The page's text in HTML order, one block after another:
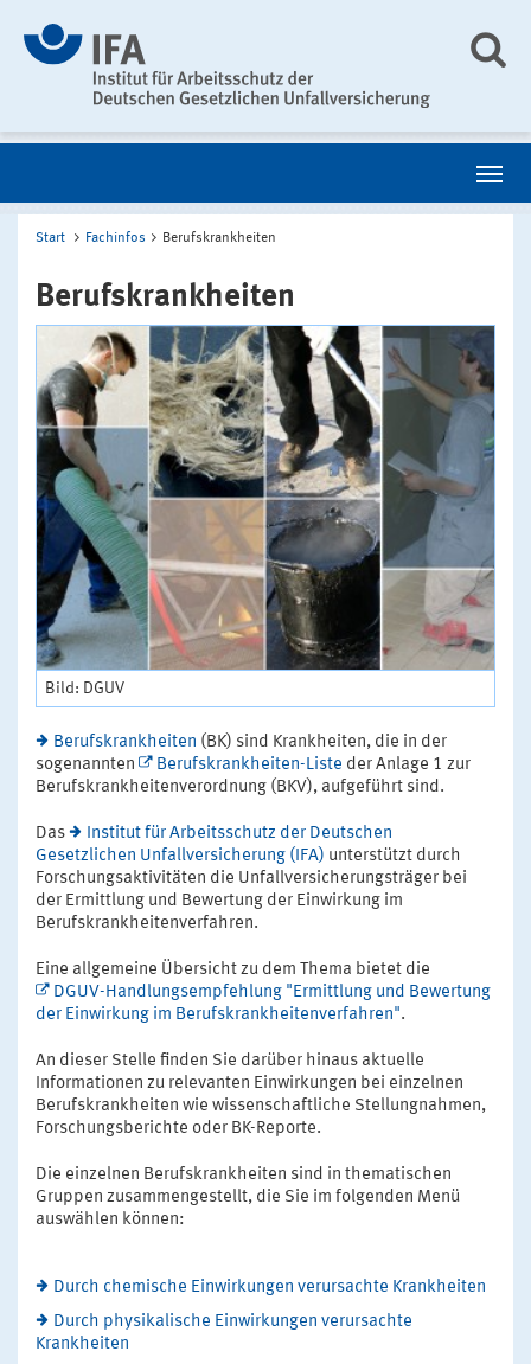
Start Fachinfos Berufskrankheiten
Berufskrankheiten
Bild: DGUV
Berufskrankheiten (BK) sind Krankheiten, die in der
sogenannten
Berufskrankheiten-Liste der Anlage 1 zur
Berufskrankheitenverordnung (BKV), aufgeführt sind.
Das
Institut für Arbeitsschutz der Deutschen
Gesetzlichen Unfallversicherung (IFA) unterstützt durch
Forschungsaktivitäten die Unfallversicherungsträger bei
der Ermittlung und Bewertung der Einwirkung im
Berufskrankheitenverfahren.
Eine allgemeine Übersicht zu dem Thema bietet die
DGUV-Handlungsempfehlung "Ermittlung und Bewertung
der Einwirkung im Berufskrankheitenverfahren".
An dieser Stelle finden Sie darüber hinaus aktuelle
Informationen zu relevanten Einwirkungen bei einzelnen
Berufskrankheiten wie wissenschaftliche Stellungnahmen,
Forschungsberichte oder BK-Reporte.
Die einzelnen Berufskrankheiten sind in thematischen
Gruppen zusammengestellt, die Sie im folgenden Menü
auswählen können:
Durch chemische Einwirkungen verursachte Krankheiten
Durch physikalische Einwirkungen verursachte
Krankheiten